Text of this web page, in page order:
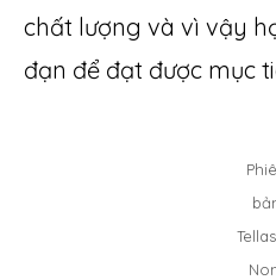
chất lượng và vì vậy
đạn để đạt được mục